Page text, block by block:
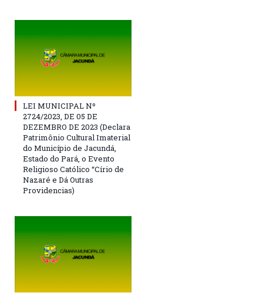
LEI MUNICIPAL Nº
2724/2023, DE 05 DE
DEZEMBRO DE 2023 (Declara
Patrimônio Cultural Imaterial
do Município de Jacundá,
Estado do Pará, o Evento
Religioso Católico “Círio de
Nazaré e Dá Outras
Providencias)